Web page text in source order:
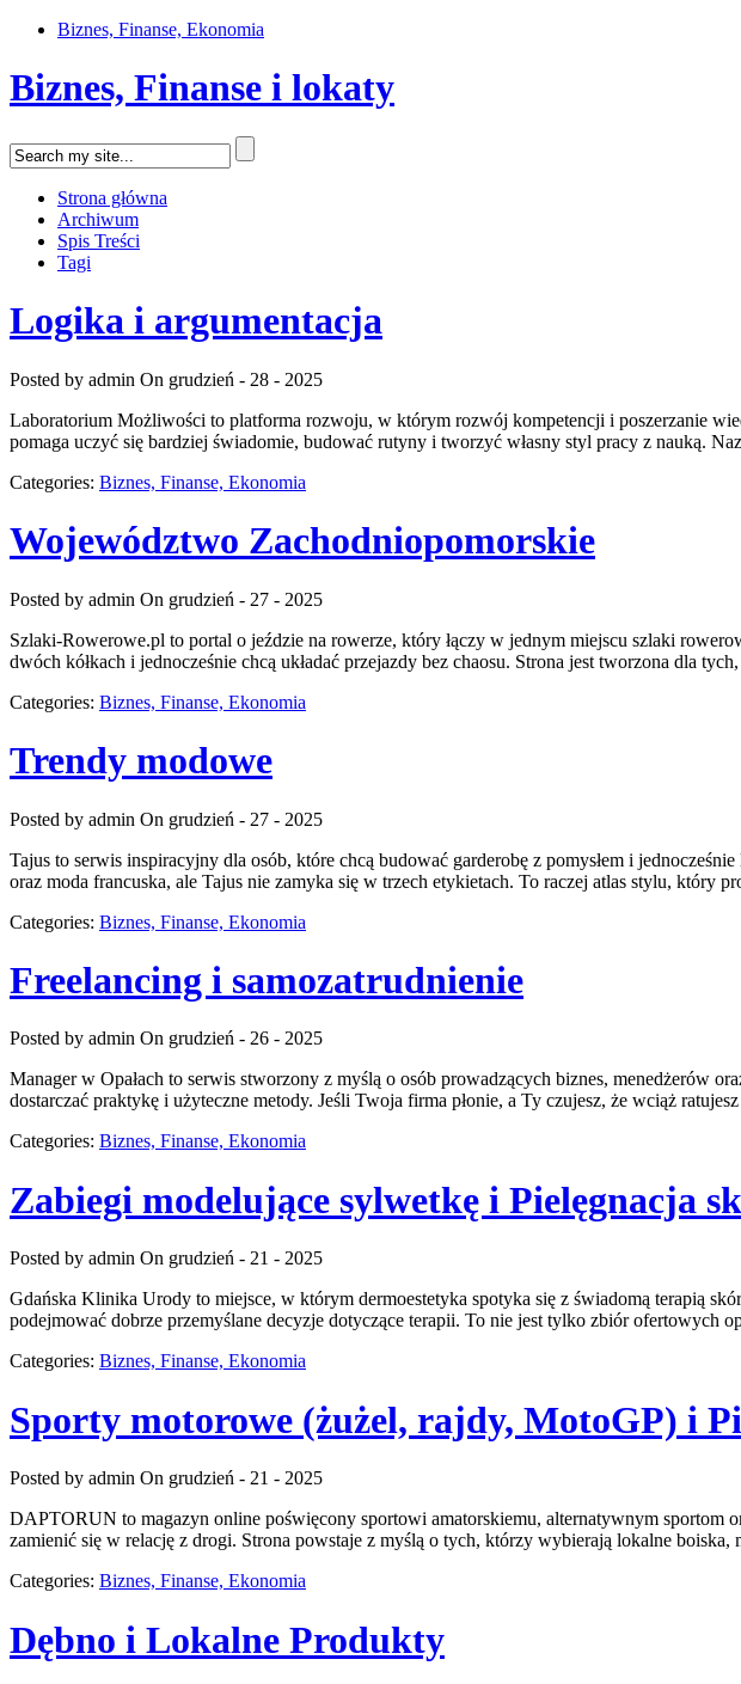
Biznes, Finanse, Ekonomia
Biznes, Finanse i lokaty
Strona główna
Archiwum
Spis Treści
Tagi
Logika i argumentacja
Posted by admin On grudzień - 28 - 2025
Laboratorium Możliwości to platforma rozwoju, w którym rozwój kompetencji i poszerzanie
pomaga uczyć się bardziej świadomie, budować rutyny i tworzyć własny styl pracy z nauką.
Categories: Biznes, Finanse, Ekonomia
Województwo Zachodniopomorskie
Posted by admin On grudzień - 27 - 2025
Szlaki-Rowerowe.pl to portal o jeździe na rowerze, który łączy w jednym miejscu szlaki
dwóch kółkach i jednocześnie chcą układać przejazdy bez chaosu. Strona jest tworzona dla
Categories: Biznes, Finanse, Ekonomia
Trendy modowe
Posted by admin On grudzień - 27 - 2025
Tajus to serwis inspiracyjny dla osób, które chcą budować garderobę z pomysłem i
oraz moda francuska, ale Tajus nie zamyka się w trzech etykietach. To raczej atlas stylu, który
Categories: Biznes, Finanse, Ekonomia
Freelancing i samozatrudnienie
Posted by admin On grudzień - 26 - 2025
Manager w Opałach to serwis stworzony z myślą o osób prowadzących biznes, menedżerów
dostarczać praktykę i użyteczne metody. Jeśli Twoja firma płonie, a Ty czujesz, że wciąż
Categories: Biznes, Finanse, Ekonomia
Zabiegi modelujące sylwetkę i Pielęgnacja
Posted by admin On grudzień - 21 - 2025
Gdańska Klinika Urody to miejsce, w którym dermoestetyka spotyka się z świadomą terapią
podejmować dobrze przemyślane decyzje dotyczące terapii. To nie jest tylko zbiór ofertowych
Categories: Biznes, Finanse, Ekonomia
Sporty motorowe (żużel, rajdy, MotoGP) i
Posted by admin On grudzień - 21 - 2025
DAPTORUN to magazyn online poświęcony sportowi amatorskiemu, alternatywnym sportom
zamienić się w relację z drogi. Strona powstaje z myślą o tych, którzy wybierają lokalne
Categories: Biznes, Finanse, Ekonomia
Dębno i Lokalne Produkty